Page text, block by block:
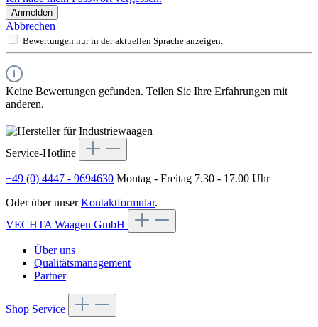
Anmelden
Abbrechen
Bewertungen nur in der aktuellen Sprache anzeigen.
Keine Bewertungen gefunden. Teilen Sie Ihre Erfahrungen mit
anderen.
Service-Hotline
+49 (0) 4447 - 9694630 Montag - Freitag 7.30 - 17.00 Uhr
Oder über unserKontaktformular.
VECHTA Waagen GmbH
Über uns
Qualitätsmanagement
Partner
Shop Service